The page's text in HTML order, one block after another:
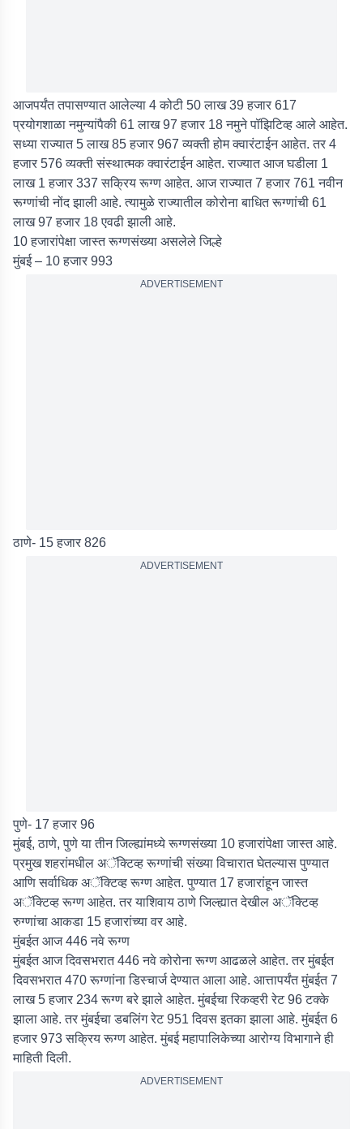
आजपर्यंत तपासण्यात आलेल्या 4 कोटी 50 लाख 39 हजार 617
प्रयोगशाळा नमुन्यांपैकी 61 लाख 97 हजार 18 नमुने पॉझिटिव्ह आले आहेत.
सध्या राज्यात 5 लाख 85 हजार 967 व्यक्ती होम क्वारंटाईन आहेत. तर 4
हजार 576 व्यक्ती संस्थात्मक क्वारंटाईन आहेत. राज्यात आज घडीला 1
लाख 1 हजार 337 सक्रिय रूग्ण आहेत. आज राज्यात 7 हजार 761 नवीन
रूग्णांची नोंद झाली आहे. त्यामुळे राज्यातील कोरोना बाधित रूग्णांची 61
लाख 97 हजार 18 एवढी झाली आहे.
10 हजारांपेक्षा जास्त रूग्णसंख्या असलेले जिल्हे
मुंबई – 10 हजार 993
ADVERTISEMENT
ठाणे- 15 हजार 826
ADVERTISEMENT
पुणे- 17 हजार 96
मुंबई, ठाणे, पुणे या तीन जिल्ह्यांमध्ये रूग्णसंख्या 10 हजारांपेक्षा जास्त आहे.
प्रमुख शहरांमधील अॅक्टिव्ह रूग्णांची संख्या विचारात घेतल्यास पुण्यात
आणि सर्वाधिक अॅक्टिव्ह रूग्ण आहेत. पुण्यात 17 हजारांहून जास्त
अॅक्टिव्ह रूग्ण आहेत. तर याशिवाय ठाणे जिल्ह्यात देखील अॅक्टिव्ह
रुग्णांचा आकडा 15 हजारांच्या वर आहे.
मुंबईत आज 446 नवे रूग्ण
मुंबईत आज दिवसभरात 446 नवे कोरोना रूग्ण आढळले आहेत. तर मुंबईत
दिवसभरात 470 रूग्णांना डिस्चार्ज देण्यात आला आहे. आत्तापर्यंत मुंबईत 7
लाख 5 हजार 234 रूग्ण बरे झाले आहेत. मुंबईचा रिकव्हरी रेट 96 टक्के
झाला आहे. तर मुंबईचा डबलिंग रेट 951 दिवस इतका झाला आहे. मुंबईत 6
हजार 973 सक्रिय रूग्ण आहेत. मुंबई महापालिकेच्या आरोग्य विभागाने ही
माहिती दिली.
ADVERTISEMENT